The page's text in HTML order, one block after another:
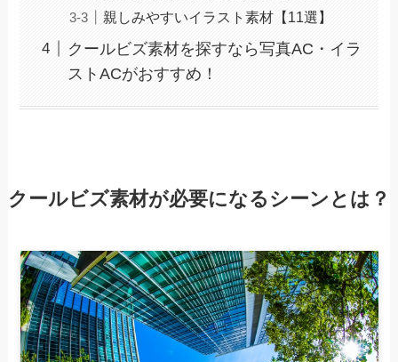
親しみやすいイラスト素材【11選】
クールビズ素材を探すなら写真AC・イラ
ストACがおすすめ！
クールビズ素材が必要になるシーンとは？